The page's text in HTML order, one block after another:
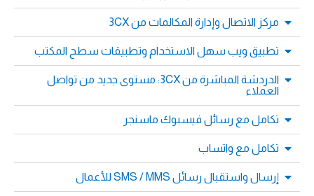
مركز الاتصال وإدارة المكالمات من 3CX
تطبيق ويب سهل الاستخدام وتطبيقات سطح المكتب
الدردشة المباشرة من 3CX: مستوى جديد من تواصل
العملاء
تكامل مع رسائل فيسبوك ماسنجر
تكامل مع واتساب
إرسال واستقبال رسائل SMS / MMS للأعمال